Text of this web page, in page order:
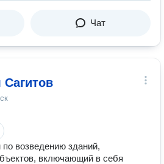
Чат
Сагитов
возведению зданий,
включающий в себя